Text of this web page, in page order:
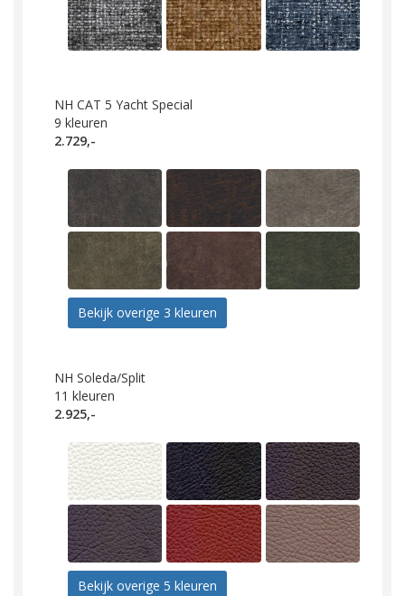
NH CAT 5 Yacht Special
9 kleuren
2.729,-
Bekijk overige 3 kleuren
NH Soleda/Split
11 kleuren
2.925,-
Bekijk overige 5 kleuren